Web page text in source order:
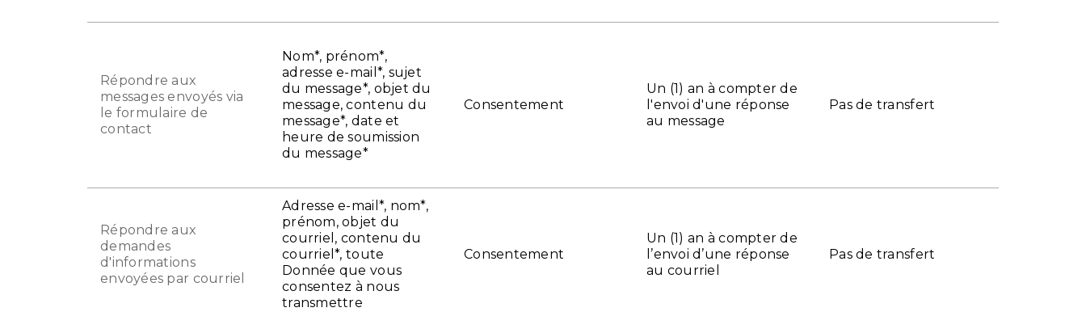
Répondre aux
messages envoyés via
le formulaire de
contact
Nom*, prénom*,
adresse e-mail*, sujet
du message*, objet du
message, contenu du
message*, date et
heure de soumission
du message*
Consentement
Un (1) an à compter de
l'envoi d'une réponse
au message
Pas de transfert
Répondre aux
demandes
d'informations
envoyées par courriel
Adresse e-mail*, nom*,
prénom, objet du
courriel, contenu du
courriel*, toute
Donnée que vous
consentez à nous
transmettre
Consentement
Un (1) an à compter de
l’envoi d’une réponse
au courriel
Pas de transfert